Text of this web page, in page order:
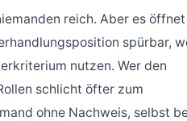
reich. Aber es öffnet
spürbar,
nutzen. Wer den
schlicht öfter zum
ohne Nachweis, selbst